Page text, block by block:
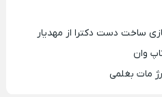
ساخت دست دکترا از مهدیار
وان
مات بغلمی